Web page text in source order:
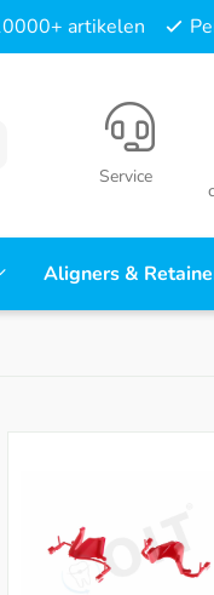
artikelen
Service
Aligners &